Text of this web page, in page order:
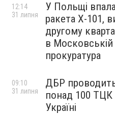
У Польщі
ракета X-101,
другому
в Московській
прокуратура
12:14
31 липня
ДБР
понад 100 ТЦК
Україні
09:10
31 липня